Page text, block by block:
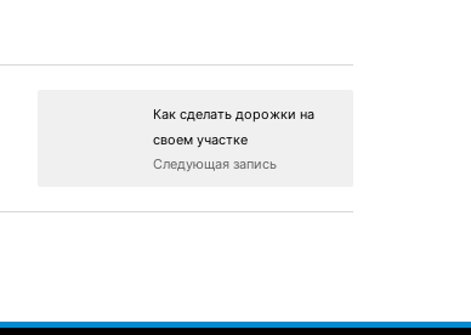
Как сделать дорожки на
своем участке
Следующая запись